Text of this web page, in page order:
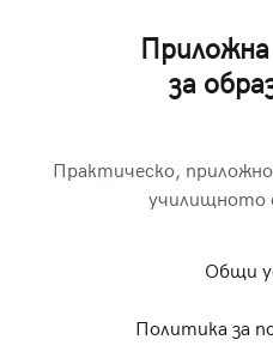
за
Практическо,
училищното
Общи
Политика за